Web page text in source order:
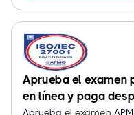
Aprueba el examen
en línea y paga
Aprueba el examen